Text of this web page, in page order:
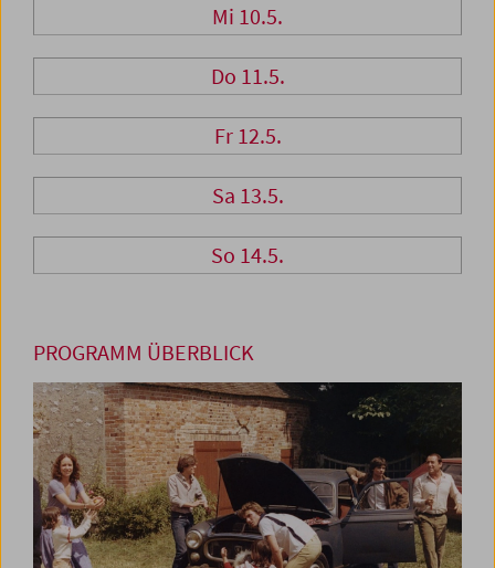
Mi 10.5.
Do 11.5.
Fr 12.5.
Sa 13.5.
So 14.5.
PROGRAMM ÜBERBLICK